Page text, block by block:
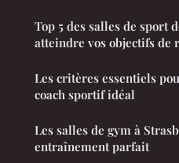
Top 5 des salles de sport
atteindre vos objectifs de
Les critères essentiels
coach sportif idéal
Les salles de gym à
entraînement parfait